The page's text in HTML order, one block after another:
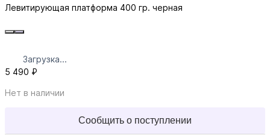
Левитирующая платформа 400 гр. черная
Загрузка...
5 490 ₽
Нет в наличии
Сообщить о поступлении